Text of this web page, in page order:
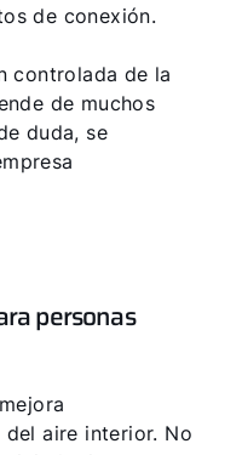
de conexión.
controlada de la
de muchos
duda, se
personas
aire interior. No